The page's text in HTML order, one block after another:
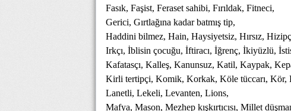
Fasık, Faşist, Feraset sahibi, Fırıldak, Fitneci,
Gerici, Gırtlağına kadar batmış tip,
Haddini bilmez, Hain, Haysiyetsiz, Hırsız,
Irkçı, İblisin çocuğu, İftiracı, İğrenç, İkiyüzlü,
Kafatasçı, Kalleş, Kanunsuz, Katil, Kaypak,
Kirli tertipçi, Komik, Korkak, Köle tüccarı, Kör,
Lanetli, Lekeli, Levanten, Lions,
Mafya, Mason, Mezhep kışkırtıcısı, Millet